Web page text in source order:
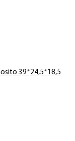
39*24,5*18,5